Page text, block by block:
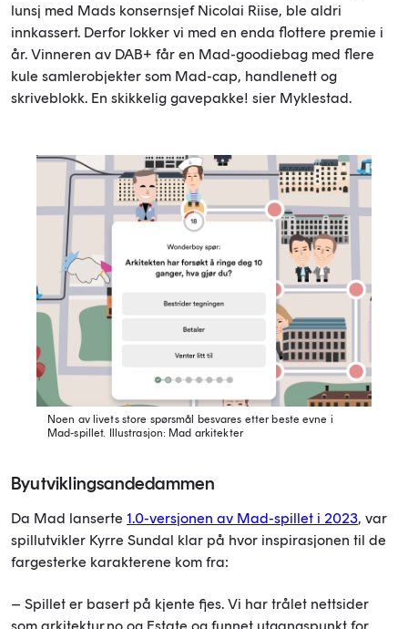
lunsj med Mads konsernsjef Nicolai Riise, ble aldri
innkassert. Derfor lokker vi med en enda flottere premie i
år. Vinneren av DAB+ får en Mad-goodiebag med flere
kule samlerobjekter som Mad-cap, handlenett og
skriveblokk. En skikkelig gavepakke! sier Myklestad.
Noen av livets store spørsmål besvares etter beste evne i
Mad-spillet. Illustrasjon: Mad arkitekter
Byutviklingsandedammen
Da Mad lanserte 1.0-versjonen av Mad-spillet i 2023, var
spillutvikler Kyrre Sundal klar på hvor inspirasjonen til de
fargesterke karakterene kom fra:
– Spillet er basert på kjente fjes. Vi har trålet nettsider
som arkitektur.no og Estate og funnet utgangspunkt for